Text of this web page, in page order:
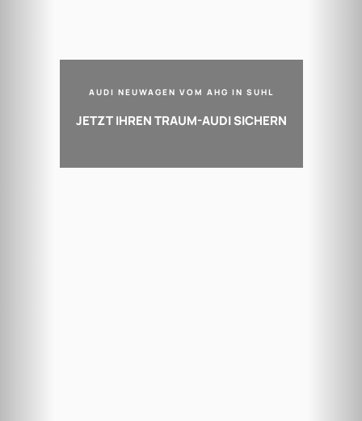
AUDI NEUWAGEN VOM AHG IN SUHL
JETZT IHREN TRAUM-AUDI SICHERN